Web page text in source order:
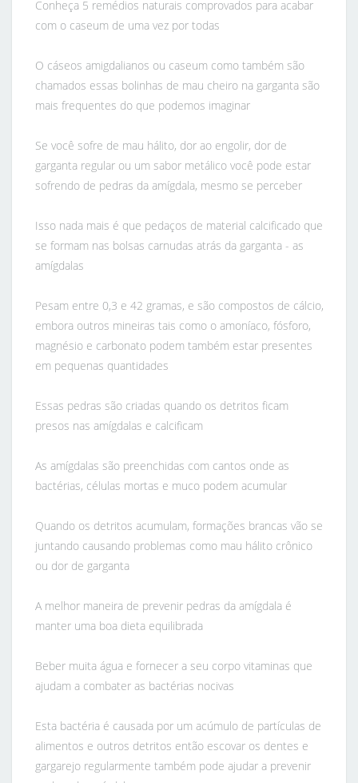
Conheça 5 remédios naturais comprovados para acabar
com o caseum de uma vez por todas
O cáseos amigdalianos ou caseum como também são
chamados essas bolinhas de mau cheiro na garganta são
mais frequentes do que podemos imaginar
Se você sofre de mau hálito, dor ao engolir, dor de
garganta regular ou um sabor metálico você pode estar
sofrendo de pedras da amígdala, mesmo se perceber
Isso nada mais é que pedaços de material calcificado que
se formam nas bolsas carnudas atrás da garganta - as
amígdalas
Pesam entre 0,3 e 42 gramas, e são compostos de cálcio,
embora outros mineiras tais como o amoníaco, fósforo,
magnésio e carbonato podem também estar presentes
em pequenas quantidades
Essas pedras são criadas quando os detritos ficam
presos nas amígdalas e calcificam
As amígdalas são preenchidas com cantos onde as
bactérias, células mortas e muco podem acumular
Quando os detritos acumulam, formações brancas vão se
juntando causando problemas como mau hálito crônico
ou dor de garganta
A melhor maneira de prevenir pedras da amígdala é
manter uma boa dieta equilibrada
Beber muita água e fornecer a seu corpo vitaminas que
ajudam a combater as bactérias nocivas
Esta bactéria é causada por um acúmulo de partículas de
alimentos e outros detritos então escovar os dentes e
gargarejo regularmente também pode ajudar a prevenir